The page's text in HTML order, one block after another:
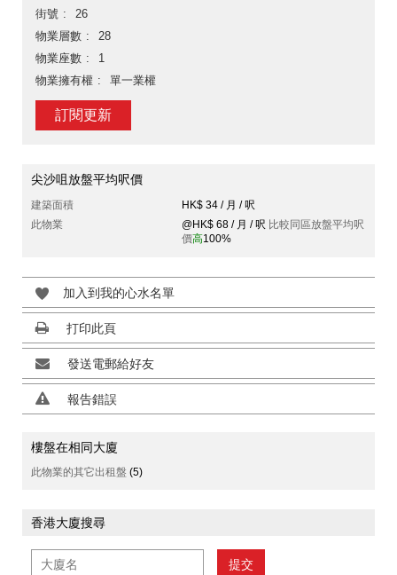
街號
26
物業層數
28
物業座數
1
物業擁有權
單一業權
訂閱更新
尖沙咀放盤平均呎價
建築面積
HK$ 34 / 月 / 呎
此物業
@HK$ 68 / 月 / 呎 比較同區放盤平均呎
價高100%
加入到我的心水名單
打印此頁
發送電郵給好友
報告錯誤
樓盤在相同大廈
此物業的其它出租盤 (5)
香港大廈搜尋
提交